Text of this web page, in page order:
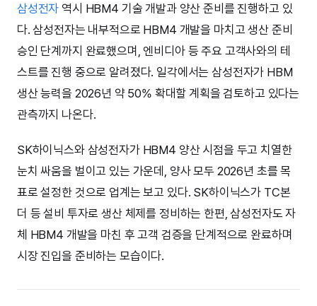
삼성전자 역시 HBM4 기술 개발과 양산 준비를 진행하고 있
다. 삼성전자는 내부적으로 HBM4 개발을 마치고 생산 준비
승인 단계까지 완료했으며, 엔비디아 등 주요 고객사와의 테
스트를 진행 중으로 알려졌다. 일각에서는 삼성전자가 HBM
생산 능력을 2026년 약 50% 확대할 계획을 검토하고 있다는
관측까지 나온다.
SK하이닉스와 삼성전자가 HBM4 양산 시점을 두고 치열한
눈치 싸움을 벌이고 있는 가운데, 양사 모두 2026년 초를 목
표로 설정한 것으로 업계는 보고 있다. SK하이닉스가 TC본
더 등 설비 투자로 생산 체제를 정비하는 한편, 삼성전자도 자
체 HBM4 개발을 마친 후 고객 검증을 단계적으로 완료하며
시장 진입을 준비하는 모습이다.